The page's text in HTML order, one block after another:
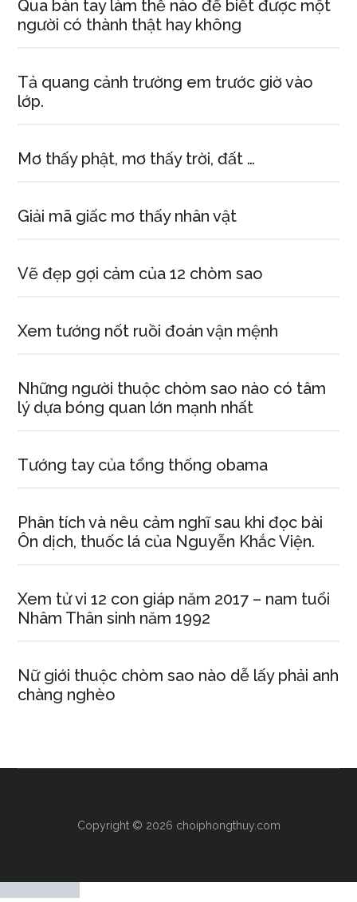
Qua bàn tay làm thế nào để biết được một
người có thành thật hay không
Tả quang cảnh trường em trước giờ vào
lớp.
Mơ thấy phật, mơ thấy trời, đất …
Giải mã giấc mơ thấy nhân vật
Vẽ đẹp gợi cảm của 12 chòm sao
Xem tướng nốt ruồi đoán vận mệnh
Những người thuộc chòm sao nào có tâm
lý dựa bóng quan lớn mạnh nhất
Tướng tay của tổng thống obama
Phân tích và nêu cảm nghĩ sau khi đọc bài
Ôn dịch, thuốc lá của Nguyễn Khắc Viện.
Xem tử vi 12 con giáp năm 2017 – nam tuổi
Nhâm Thân sinh năm 1992
Nữ giới thuộc chòm sao nào dễ lấy phải anh
chàng nghèo
Copyright © 2026 choiphongthuy.com